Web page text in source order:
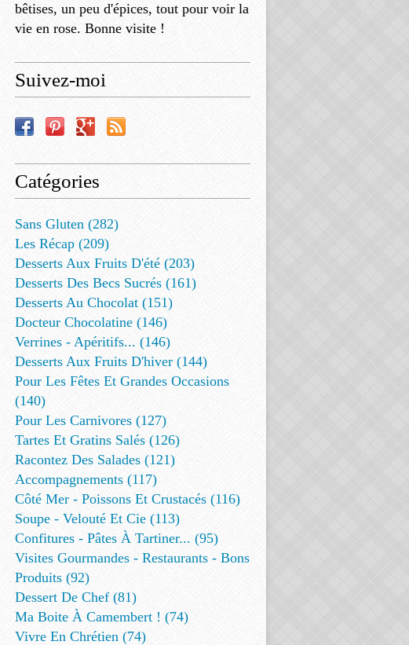
bêtises, un peu d'épices, tout pour voir la
vie en rose. Bonne visite !
Suivez-moi
Catégories
Sans Gluten (282)
Les Récap (209)
Desserts Aux Fruits D'été (203)
Desserts Des Becs Sucrés (161)
Desserts Au Chocolat (151)
Docteur Chocolatine (146)
Verrines - Apéritifs... (146)
Desserts Aux Fruits D'hiver (144)
Pour Les Fêtes Et Grandes Occasions
(140)
Pour Les Carnivores (127)
Tartes Et Gratins Salés (126)
Racontez Des Salades (121)
Accompagnements (117)
Côté Mer - Poissons Et Crustacés (116)
Soupe - Velouté Et Cie (113)
Confitures - Pâtes À Tartiner... (95)
Visites Gourmandes - Restaurants - Bons
Produits (92)
Dessert De Chef (81)
Ma Boite À Camembert ! (74)
Vivre En Chrétien (74)